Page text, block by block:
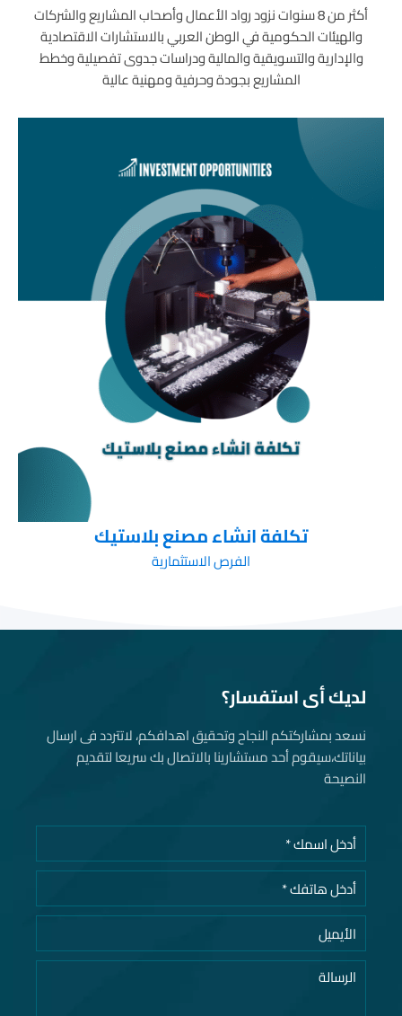
أكثر من 8 سنوات نزود رواد الأعمال وأصحاب المشاريع والشركات
والهيئات الحكومية في الوطن العربي بالاستشارات الاقتصادية
والإدارية والتسويقية والمالية ودراسات جدوى تفصيلية وخطط
المشاريع بجودة وحرفية ومهنية عالية
تكلفة انشاء مصنع بلاستيك
الفرص الاستثمارية
لديك أى استفسار؟
نسعد بمشاركتكم النجاح وتحقيق اهدافكم، لاتتردد فى ارسال
بياناتك، سيقوم أحد مستشارينا بالاتصال بك سريعا لتقديم
النصيحة